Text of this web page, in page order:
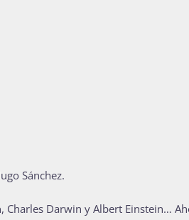
Sánchez.
Darwin y Albert Einstein…